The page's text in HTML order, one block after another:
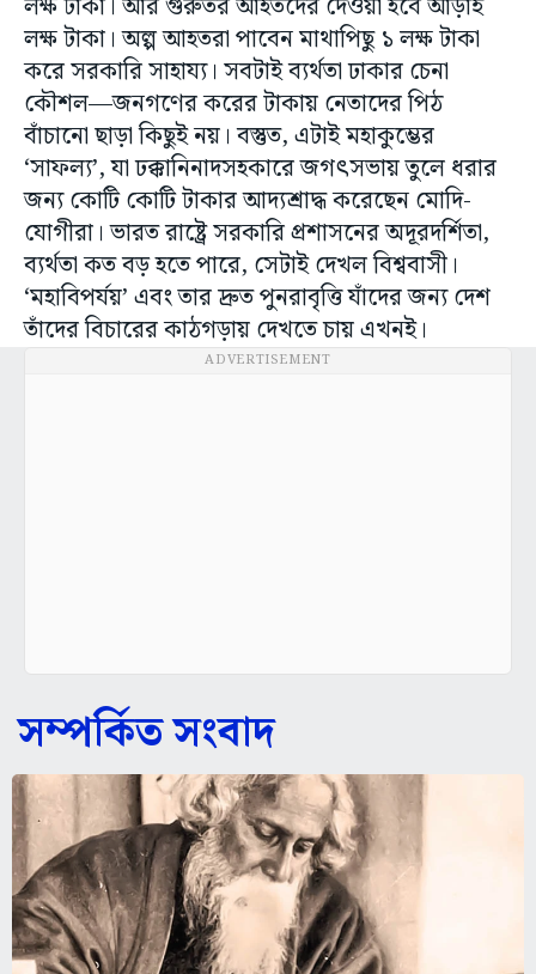
লক্ষ টাকা। অল্প আহতরা পাবেন মাথাপিছু ১ লক্ষ টাকা
করে সরকারি সাহায্য। সবটাই ব্যর্থতা ঢাকার চেনা
কৌশল—জনগণের করের টাকায় নেতাদের পিঠ
বাঁচানো ছাড়া কিছুই নয়। বস্তুত, এটাই মহাকুম্ভের
‘সাফল্য’, যা ঢক্কানিনাদসহকারে জগৎসভায় তুলে ধরার
জন্য কোটি কোটি টাকার আদ্যশ্রাদ্ধ করেছেন মোদি-
যোগীরা। ভারত রাষ্ট্রে সরকারি প্রশাসনের অদূরদর্শিতা,
ব্যর্থতা কত বড় হতে পারে, সেটাই দেখল বিশ্ববাসী।
‘মহাবিপর্যয়’ এবং তার দ্রুত পুনরাবৃত্তি যাঁদের জন্য দেশ
তাঁদের বিচারের কাঠগড়ায় দেখতে চায় এখনই।
ADVERTISEMENT
সম্পর্কিত সংবাদ